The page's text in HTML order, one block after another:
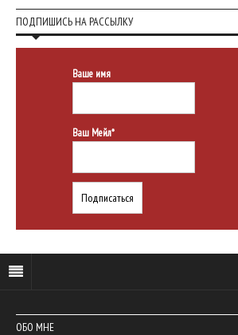
ПОДПИШИСЬ НА РАССЫЛКУ
Ваше имя
Ваш Мейл*
ОБО МНЕ